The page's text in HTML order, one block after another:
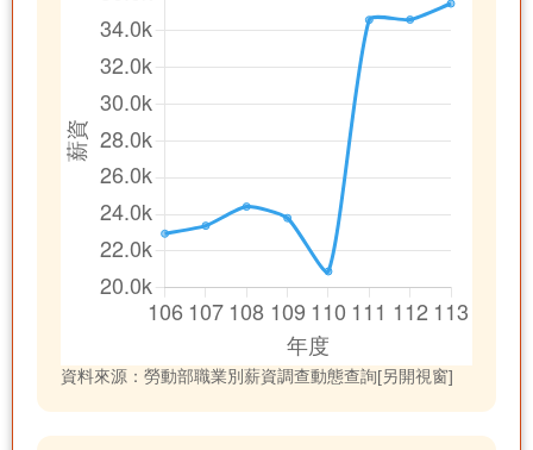
資料來源：勞動部職業別薪資調查動態查詢[另開視窗]